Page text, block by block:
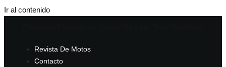
Ir al contenido
Revista De Motos
Contacto